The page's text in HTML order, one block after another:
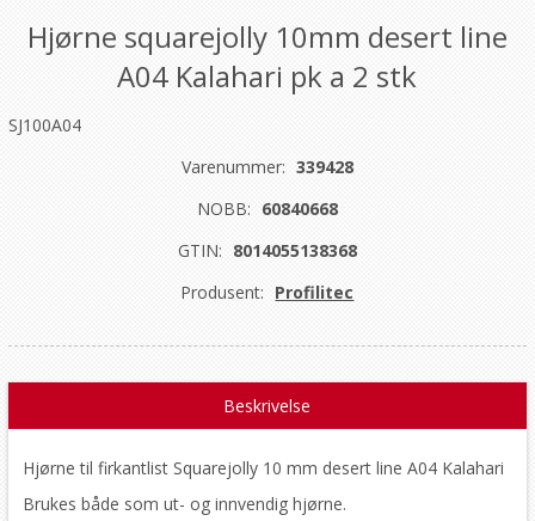
Hjørne squarejolly 10mm desert line
A04 Kalahari pk a 2 stk
SJ100A04
Varenummer: 339428
NOBB: 60840668
GTIN: 8014055138368
Produsent: Profilitec
Beskrivelse
Hjørne til firkantlist Squarejolly 10 mm desert line A04 Kalahari
Brukes både som ut- og innvendig hjørne.